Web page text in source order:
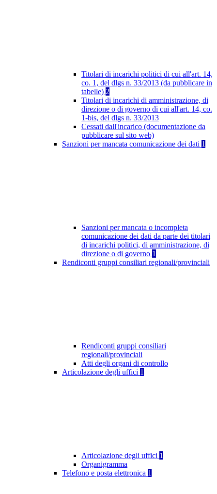
Titolari di incarichi politici di cui all'art. 14,
co. 1, del dlgs n. 33/2013 (da pubblicare in
tabelle) 2
Titolari di incarichi di amministrazione, di
direzione o di governo di cui all'art. 14, co.
1-bis, del dlgs n. 33/2013
Cessati dall'incarico (documentazione da
pubblicare sul sito web)
Sanzioni per mancata comunicazione dei dati 1
Sanzioni per mancata o incompleta
comunicazione dei dati da parte dei titolari
di incarichi politici, di amministrazione, di
direzione o di governo 1
Rendiconti gruppi consiliari regionali/provinciali
Rendiconti gruppi consiliari
regionali/provinciali
Atti degli organi di controllo
Articolazione degli uffici 1
Articolazione degli uffici 1
Organigramma
Telefono e posta elettronica 1